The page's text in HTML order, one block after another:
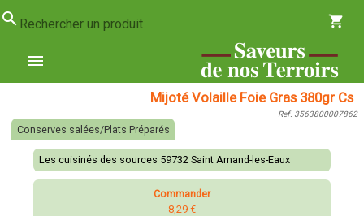
search Rechercher un produit shopping_cart
menu
Mijoté Volaille Foie Gras 380gr Cs
Ref. 3563800007862
Conserves salées/Plats Préparés
Les cuisinés des sources 59732 Saint Amand-les-Eaux
Commander
8,29 €